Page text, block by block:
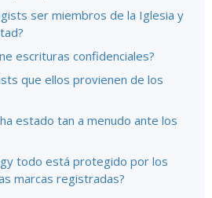
ser miembros de la Iglesia y
escrituras confidenciales?
que ellos provienen de los
estado tan a menudo ante los
todo está protegido por los
marcas registradas?